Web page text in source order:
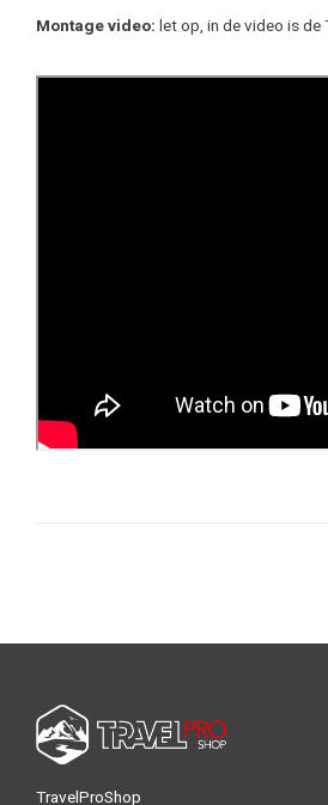
Montage video: let op, in de video is de
TravelProShop